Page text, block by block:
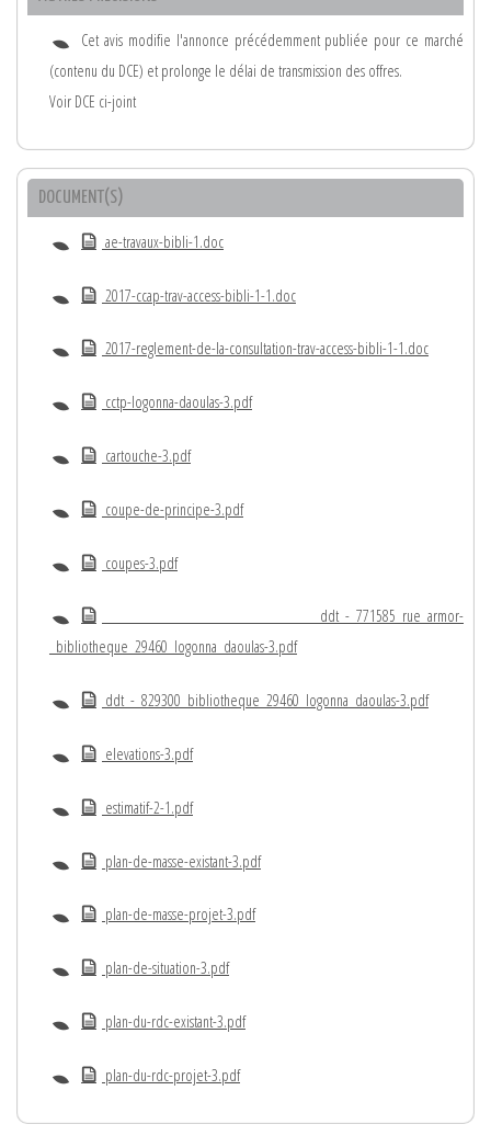
Cet avis modifie l'annonce précédemment publiée pour ce marché
(contenu du DCE) et prolonge le délai de transmission des offres.
Voir DCE ci-joint
DOCUMENT(S)
ae-travaux-bibli-1.doc
2017-ccap-trav-access-bibli-1-1.doc
2017-reglement-de-la-consultation-trav-access-bibli-1-1.doc
cctp-logonna-daoulas-3.pdf
cartouche-3.pdf
coupe-de-principe-3.pdf
coupes-3.pdf
ddt_-_771585_rue_armor-
_bibliotheque_29460_logonna_daoulas-3.pdf
ddt_-_829300_bibliotheque_29460_logonna_daoulas-3.pdf
elevations-3.pdf
estimatif-2-1.pdf
plan-de-masse-existant-3.pdf
plan-de-masse-projet-3.pdf
plan-de-situation-3.pdf
plan-du-rdc-existant-3.pdf
plan-du-rdc-projet-3.pdf